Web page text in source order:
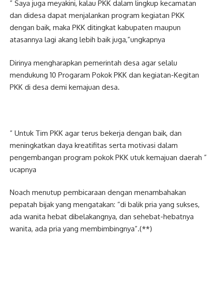
” Saya juga meyakini, kalau PKK dalam lingkup kecamatan
dan didesa dapat menjalankan program kegiatan PKK
dengan baik, maka PKK ditingkat kabupaten maupun
atasannya lagi akang lebih baik juga,”ungkapnya
Dirinya mengharapkan pemerintah desa agar selalu
mendukung 10 Progaram Pokok PKK dan kegiatan-Kegitan
PKK di desa demi kemajuan desa.
” Untuk Tim PKK agar terus bekerja dengan baik, dan
meningkatkan daya kreatifitas serta motivasi dalam
pengembangan program pokok PKK utuk kemajuan daerah ”
ucapnya
Noach menutup pembicaraan dengan menambahakan
pepatah bijak yang mengatakan: “di balik pria yang sukses,
ada wanita hebat dibelakangnya, dan sehebat-hebatnya
wanita, ada pria yang membimbingnya”.(**)